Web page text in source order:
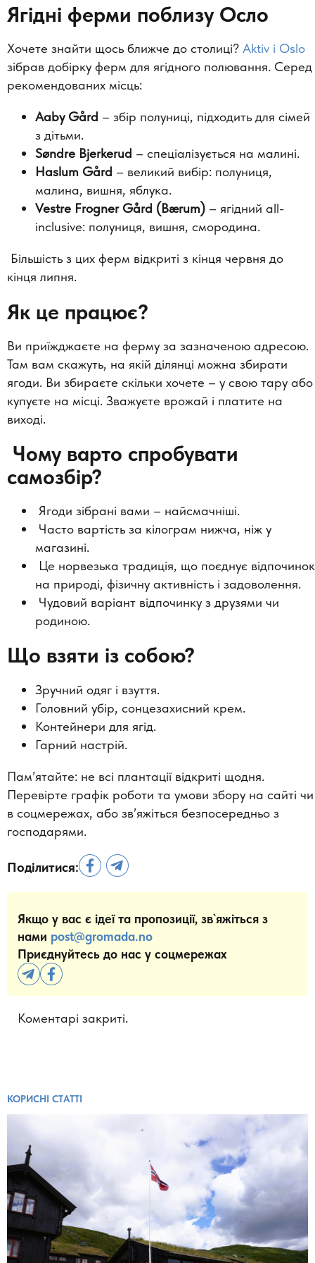
Ягідні ферми поблизу Осло
Хочете знайти щось ближче до столиці? Aktiv i Oslo
зібрав добірку ферм для ягідного полювання. Серед
рекомендованих місць:
AabyGård – збір полуниці, підходить для сімей
з дітьми.
Søndre Bjerkerud – спеціалізується на малині.
Haslum Gård – великий вибір: полуниця,
малина, вишня, яблука.
Vestre FrognerGård (Bærum) – ягідний all-
inclusive: полуниця, вишня, смородина.
Більшість з цих ферм відкриті з кінця червня до
кінця липня.
Як це працює?
Ви приїжджаєте на ферму за зазначеною адресою.
Там вам скажуть, на якій ділянці можна збирати
ягоди. Ви збираєте скільки хочете – у свою тару або
купуєте на місці. Зважуєте врожай і платите на
виході.
Чому варто спробувати
самозбір?
Ягоди зібрані вами – найсмачніші.
Часто вартість за кілограм нижча, ніж у
магазині.
Це норвезька традиція, що поєднує відпочинок
на природі, фізичну активність і задоволення.
Чудовий варіант відпочинку з друзями чи
родиною.
Що взяти із собою?
Зручний одяг і взуття.
Головний убір, сонцезахисний крем.
Контейнери для ягід.
Гарний настрій.
Пам’ятайте: не всі плантації відкриті щодня.
Перевірте графік роботи та умови збору на сайті чи
в соцмережах, або зв’яжіться безпосередньо з
господарями.
Поділитися:
Якщо у вас є ідеї та пропозиції, зв`яжіться з
нами post@gromada.no
Приєднуйтесь до нас у соцмережах
Коментарі закриті.
КОРИСНІ СТАТТІ